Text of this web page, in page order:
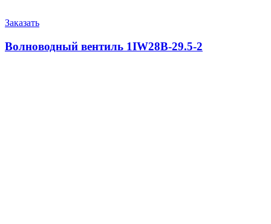
Заказать
Волноводный вентиль 1IW28B-29.5-2